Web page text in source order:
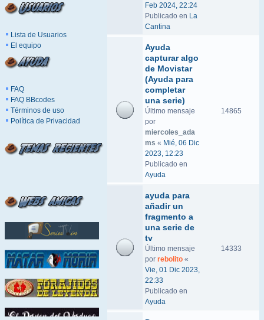
Lista de Usuarios
El equipo
FAQ
FAQ BBcodes
Términos de uso
Política de Privacidad
Feb 2024, 22:24
Publicado en La
Cantina
Ayuda
capturar algo
de Movistar
(Ayuda para
completar
una serie)
Último mensaje
por
miercoles_ada
ms « Mié, 06 Dic
2023, 12:23
Publicado en
Ayuda
14865
ayuda para
añadir un
fragmento a
una serie de
tv
Último mensaje
por rebolito «
Vie, 01 Dic 2023,
22:33
Publicado en
Ayuda
14333